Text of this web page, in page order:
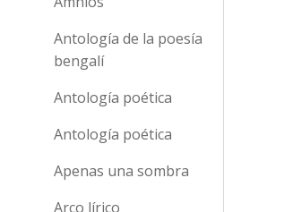
Antología de la poesía
bengalí
Antología poética
Antología poética
Apenas una sombra
Arco lírico